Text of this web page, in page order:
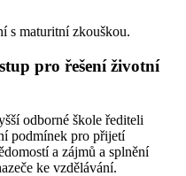
s maturitní zkouškou.
pro řešení životní
odborné škole řediteli
podmínek pro přijetí
a zájmů a splnění
ke vzdělávání.